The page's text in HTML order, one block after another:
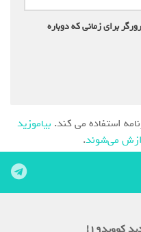
برای زمانی که دوباره
استفاده می کند. بیاموزید
می‌شوند.